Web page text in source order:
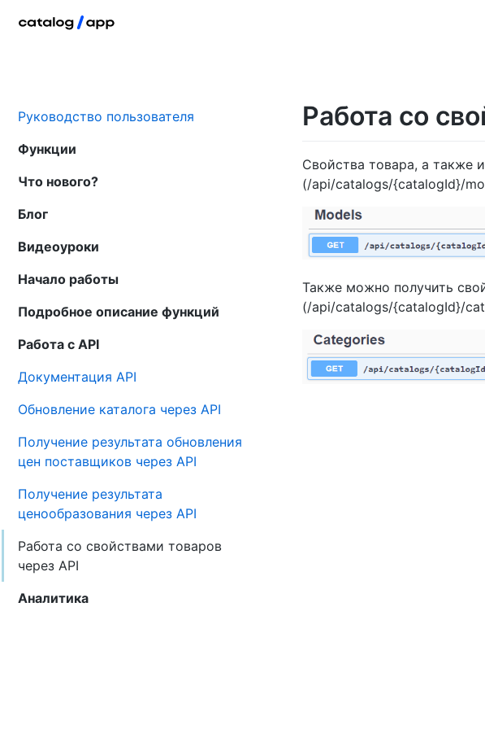
Руководство пользователя
Функции
Что нового?
Блог
Видеоуроки
Начало работы
Подробное описание функций
Работа с API
Документация API
Обновление каталога через API
Получение результата обновления
цен поставщиков через API
Получение результата
ценообразования через API
Работа со свойствами товаров
через API
Аналитика
Работа со
Cвойства товара, а также
(/api/catalogs/{catalogId}/
Также можно получить
(/api/catalogs/{catalogId}/